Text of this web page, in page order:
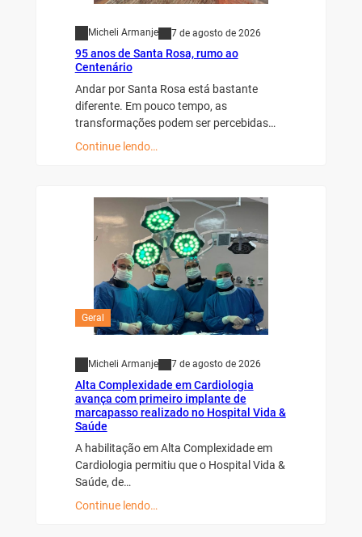
Micheli Armanje 7 de agosto de 2026
95 anos de Santa Rosa, rumo ao
Centenário
Andar por Santa Rosa está bastante
diferente. Em pouco tempo, as
transformações podem ser percebidas…
Continue lendo…
Geral
Micheli Armanje 7 de agosto de 2026
Alta Complexidade em Cardiologia
avança com primeiro implante de
marcapasso realizado no Hospital Vida &
Saúde
A habilitação em Alta Complexidade em
Cardiologia permitiu que o Hospital Vida &
Saúde, de…
Continue lendo…